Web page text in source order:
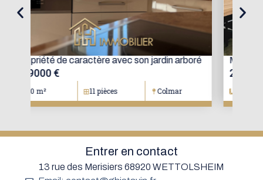
Maison mitoyenne avec jardin
274300 €
102.39 m² 4 pièces Colmar
Entrer en contact
13 rue des Merisiers 68920 WETTOLSHEIM